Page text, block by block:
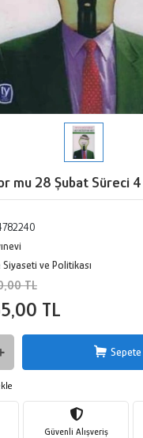
mu 28 Şubat Süreci 4
ve Politikası
TL
TL
Sepete
Güvenli Alışveriş